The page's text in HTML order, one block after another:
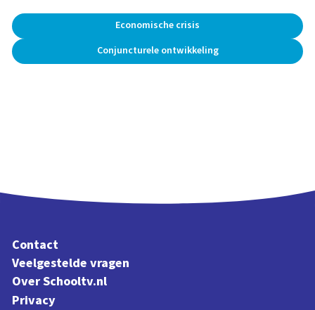
Economische crisis
Conjuncturele ontwikkeling
Contact
Veelgestelde vragen
Over Schooltv.nl
Privacy